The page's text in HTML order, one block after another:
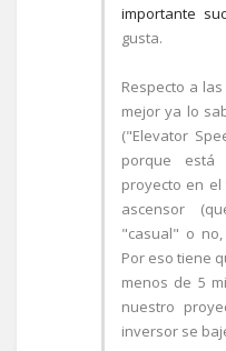
importante
gusta.
Respecto a
mejor ya lo
("Elevator
porque está
proyecto en
ascensor
"casual" o
Por eso tiene
menos de 5
nuestro
inversor se